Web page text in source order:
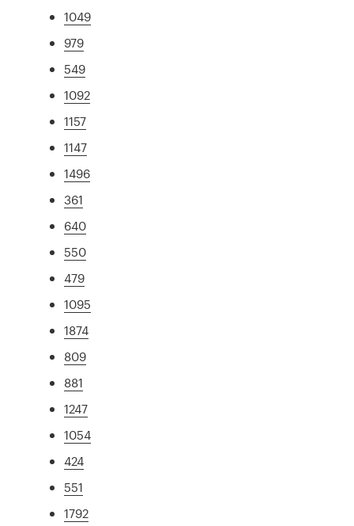
1049
979
549
1092
1157
1147
1496
361
640
550
479
1095
1874
809
881
1247
1054
424
551
1792